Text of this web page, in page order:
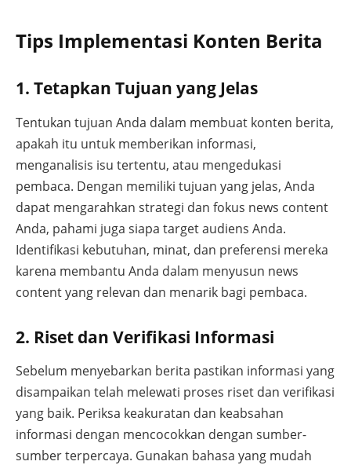
Tips Implementasi Konten Berita
1. Tetapkan Tujuan yang Jelas
Tentukan tujuan Anda dalam membuat konten berita,
apakah itu untuk memberikan informasi,
menganalisis isu tertentu, atau mengedukasi
pembaca. Dengan memiliki tujuan yang jelas, Anda
dapat mengarahkan strategi dan fokus news content
Anda, pahami juga siapa target audiens Anda.
Identifikasi kebutuhan, minat, dan preferensi mereka
karena membantu Anda dalam menyusun news
content yang relevan dan menarik bagi pembaca.
2. Riset dan Verifikasi Informasi
Sebelum menyebarkan berita pastikan informasi yang
disampaikan telah melewati proses riset dan verifikasi
yang baik. Periksa keakuratan dan keabsahan
informasi dengan mencocokkan dengan sumber-
sumber terpercaya. Gunakan bahasa yang mudah